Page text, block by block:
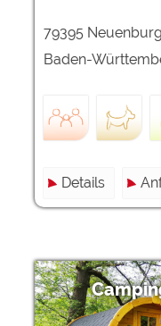
79395
Baden-
Details